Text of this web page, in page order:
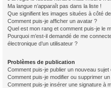
Ma langue n’apparaît pas dans la liste !
Que signifient les images situées à côté
Comment puis-je afficher un avatar ?
Quel est mon rang et comment puis-je le
Pourquoi m’est-il demandé de me
électronique d’un utilisateur ?
Problèmes de publication
Comment puis-je publier un nouveau
Comment puis-je modifier ou supprimer
Comment puis-je insérer une signature à